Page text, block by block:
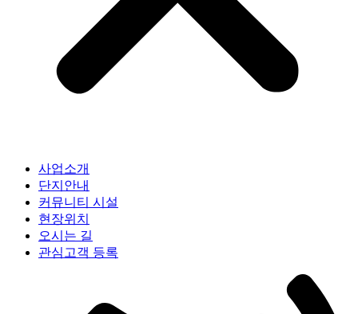
사업소개
단지안내
커뮤니티 시설
현장위치
오시는 길
관심고객 등록